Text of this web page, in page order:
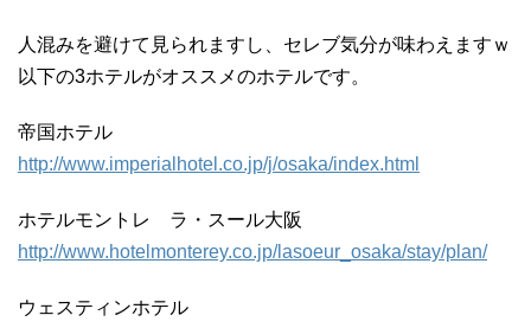
人混みを避けて見られますし、セレブ気分が味わえますｗ
以下の3ホテルがオススメのホテルです。
帝国ホテル
http://www.imperialhotel.co.jp/j/osaka/index.html
ホテルモントレ ラ・スール大阪
http://www.hotelmonterey.co.jp/lasoeur_osaka/stay/plan/
ウェスティンホテル